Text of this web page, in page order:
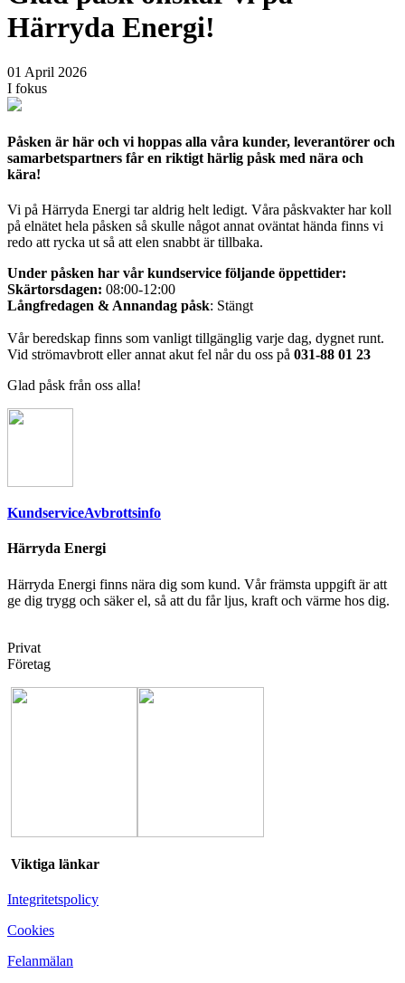
Härryda Energi!
01 April 2026
I fokus
Påsken är här och vi hoppas alla våra kunder, leverantörer och
samarbetspartners får en riktigt härlig påsk med nära och
kära!
Vi på Härryda Energi tar aldrig helt ledigt. Våra påskvakter har koll
på elnätet hela påsken så skulle något annat oväntat hända finns vi
redo att rycka ut så att elen snabbt är tillbaka.
Under påsken har vår kundservice följande öppettider:
Skärtorsdagen: 08:00-12:00
Långfredagen & Annandag påsk: Stängt
Vår beredskap finns som vanligt tillgänglig varje dag, dygnet runt.
Vid strömavbrott eller annat akut fel når du oss på 031-88 01 23
Glad påsk från oss alla!
KundserviceAvbrottsinfo
Härryda Energi
Härryda Energi finns nära dig som kund. Vår främsta uppgift är att
ge dig trygg och säker el, så att du får ljus, kraft och värme hos dig.
Privat
Företag
Viktiga länkar
Integritetspolicy
Cookies
Felanmälan